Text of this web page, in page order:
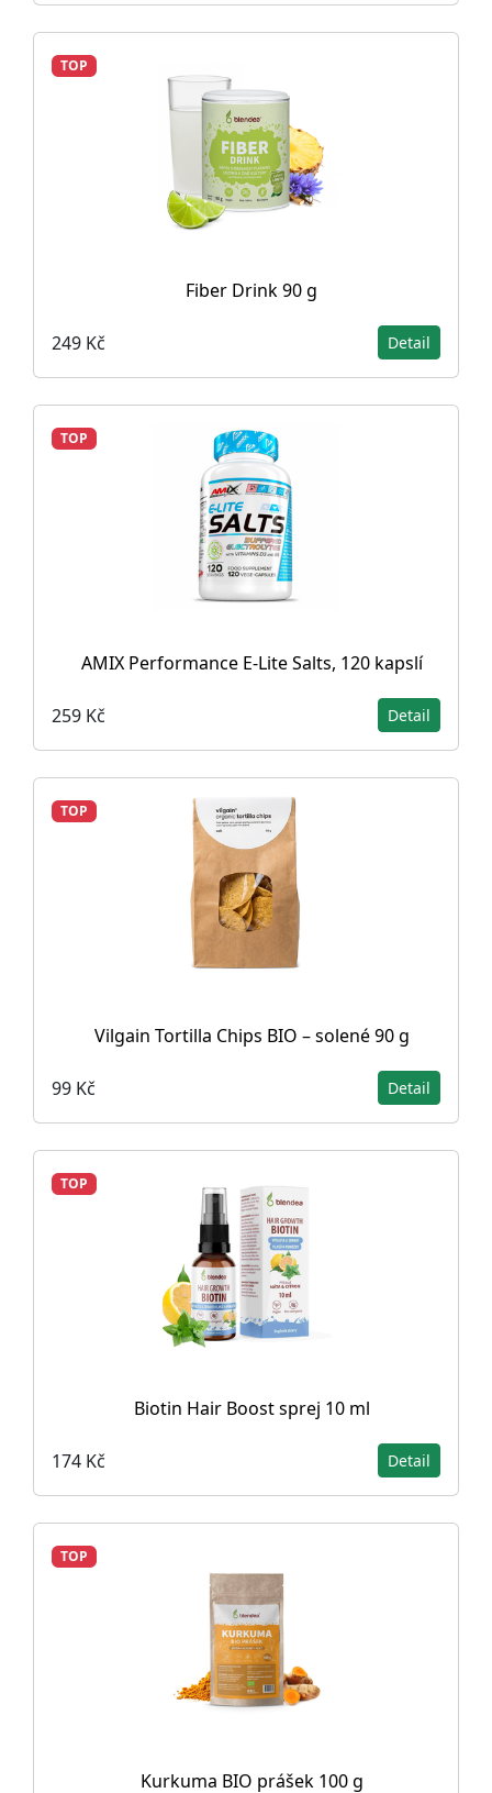
TOP
Fiber Drink 90 g
249 Kč Detail
TOP
AMIX Performance E-Lite Salts, 120 kapslí
259 Kč Detail
TOP
Vilgain Tortilla Chips BIO – solené 90 g
99 Kč Detail
TOP
Biotin Hair Boost sprej 10 ml
174 Kč Detail
TOP
Kurkuma BIO prášek 100 g